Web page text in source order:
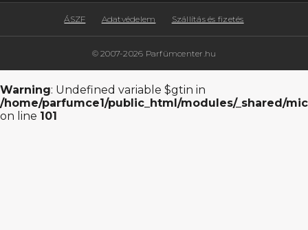
© 2007-2026 Parfümcenter.hu
ÁSZF Adatvédelem Szállítás és fizetés
Warning: Undefined variable $gtin in
/home/parfumce1/public_html/modules/_shared/
on line 101